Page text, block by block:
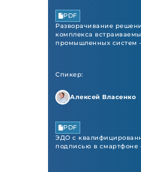
PDF
Разворачивание
комплекса
промышленных систем
Спикер:
Алексей Власенко
PDF
ЭДО с
подписью в смартфоне